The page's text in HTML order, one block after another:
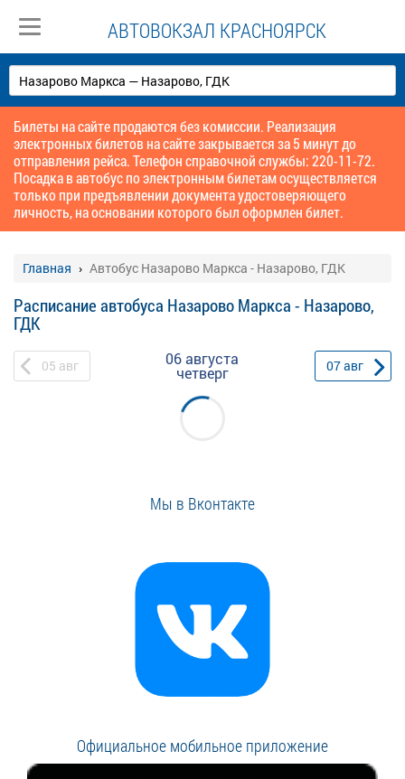
АВТОВОКЗАЛ КРАСНОЯРСК
Билеты на сайте продаются без комиссии. Реализация
электронных билетов на сайте закрывается за 5 минут до
отправления рейса. Телефон справочной службы: 220-11-72.
Посадка в автобус по электронным билетам осуществляется
только при предъявлении документа удостоверяющего
личность, на основании которого был оформлен билет.
Главная Автобус Назарово Маркса - Назарово, ГДК
Расписание автобуса Назарово Маркса - Назарово,
ГДК
05 авг 06 августа
четверг 07авг
Мы в Вконтакте
Официальное мобильное приложение